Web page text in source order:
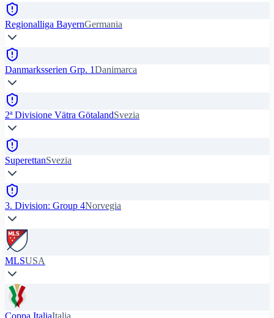
Regionalliga BayernGermania
Danmarksserien Grp. 1Danimarca
2ª Divisione Vätra GötalandSvezia
SuperettanSvezia
3. Division: Group 4Norvegia
MLSUSA
Coppa ItaliaItalia